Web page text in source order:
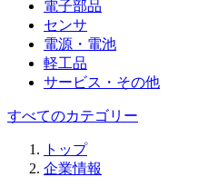
電子部品
センサ
電源・電池
軽工品
サービス・その他
すべてのカテゴリー
トップ
企業情報